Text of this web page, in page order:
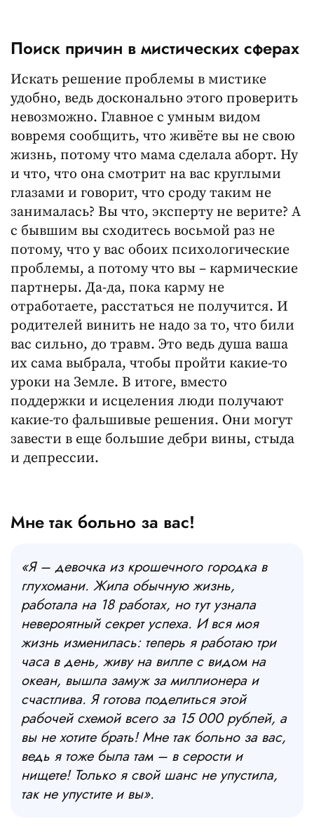
Поиск причин в мистических сферах
Искать решение проблемы в мистике
удобно, ведь досконально этого проверить
невозможно. Главное с умным видом
вовремя сообщить, что живёте вы не свою
жизнь, потому что мама сделала аборт. Ну
и что, что она смотрит на вас круглыми
глазами и говорит, что сроду таким не
занималась? Вы что, эксперту не верите? А
с бывшим вы сходитесь восьмой раз не
потому, что у вас обоих психологические
проблемы, а потому что вы – кармические
партнеры. Да-да, пока карму не
отработаете, расстаться не получится. И
родителей винить не надо за то, что били
вас сильно, до травм. Это ведь душа ваша
их сама выбрала, чтобы пройти какие-то
уроки на Земле. В итоге, вместо
поддержки и исцеления люди получают
какие-то фальшивые решения. Они могут
завести в еще большие дебри вины, стыда
и депрессии.
Мне так больно за вас!
«Я – девочка из крошечного городка в
глухомани. Жила обычную жизнь,
работала на 18 работах, но тут узнала
невероятный секрет успеха. И вся моя
жизнь изменилась: теперь я работаю три
часа в день, живу на вилле с видом на
океан, вышла замуж за миллионера и
счастлива. Я готова поделиться этой
рабочей схемой всего за 15 000 рублей, а
вы не хотите брать! Мне так больно за вас,
ведь я тоже была там – в серости и
нищете! Только я свой шанс не упустила,
так не упустите и вы».